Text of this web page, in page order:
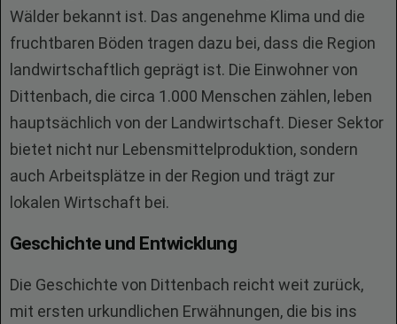
Wälder bekannt ist. Das angenehme Klima und die
fruchtbaren Böden tragen dazu bei, dass die Region
landwirtschaftlich geprägt ist. Die Einwohner von
Dittenbach, die circa 1.000 Menschen zählen, leben
hauptsächlich von der Landwirtschaft. Dieser Sektor
bietet nicht nur Lebensmittelproduktion, sondern
auch Arbeitsplätze in der Region und trägt zur
lokalen Wirtschaft bei.
Geschichte und Entwicklung
Die Geschichte von Dittenbach reicht weit zurück,
mit ersten urkundlichen Erwähnungen, die bis ins